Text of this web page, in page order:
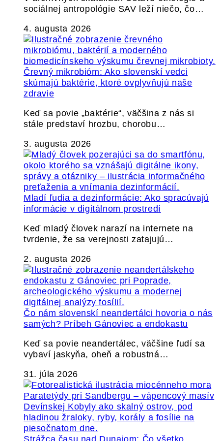
sociálnej antropológie SAV leží niečo, čo…
4. augusta 2026
Črevný mikrobióm: Ako slovenskí vedci
skúmajú baktérie, ktoré ovplyvňujú naše
zdravie
Keď sa povie „baktérie“, väčšina z nás si
stále predstaví hrozbu, chorobu…
3. augusta 2026
Mladí ľudia a dezinformácie: Ako spracúvajú
informácie v digitálnom prostredí
Keď mladý človek narazí na internete na
tvrdenie, že sa verejnosti zatajujú…
2. augusta 2026
Čo nám slovenskí neandertálci hovoria o nás
samých? Príbeh Gánoviec a endokastu
Keď sa povie neandertálec, väčšine ľudí sa
vybaví jaskyňa, oheň a robustná…
31. júla 2026
Strážca času nad Dunajom: Čo všetko